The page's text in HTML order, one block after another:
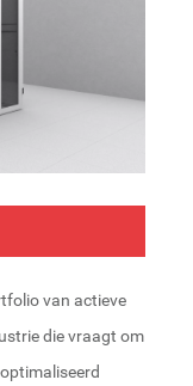
van actieve
die vraagt om